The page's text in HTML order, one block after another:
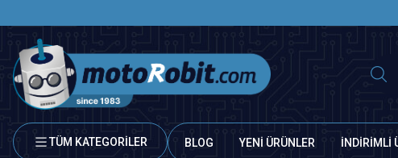
TÜM KATEGORİLER BLOG YENİ ÜRÜNLER İNDİRİMLİ